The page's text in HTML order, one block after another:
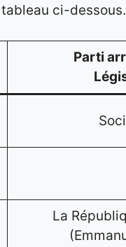
ci-dessous.
Parti
La